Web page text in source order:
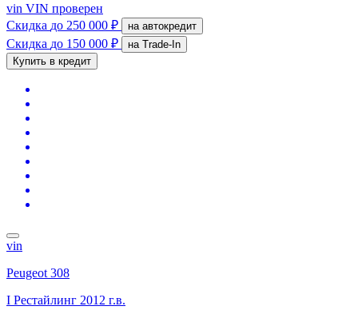
vin VIN проверен
Скидка до 250 000 ₽ на автокредит
Скидка до 150 000 ₽
на Trade-In
Купить в кредит
vin
Peugeot 308
I Рестайлинг 2012 г.в.